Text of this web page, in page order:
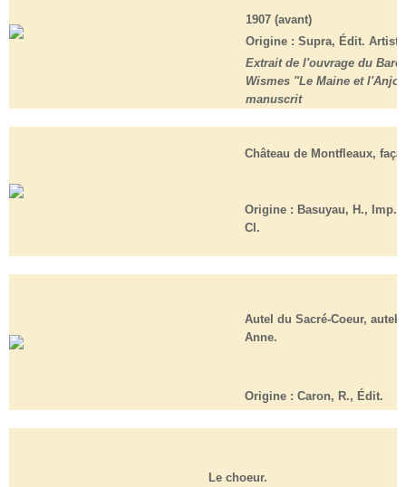
1907 (avant)
Origine : Supra, Édit.
Extrait de l'ouvrage du
Wismes "Le Maine et
manuscrit
Château de Montfleaux,
Origine : Basuyau, H., Imp.
Cl.
Autel du Sacré-Coeur, autel
Anne.
Origine : Caron, R., Édit.
Le choeur.